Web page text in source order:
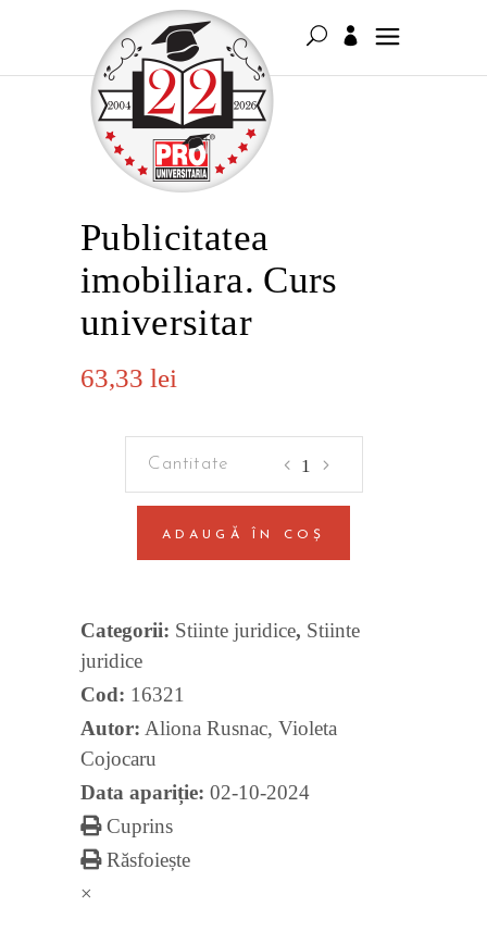
Publicitatea
imobiliara. Curs
universitar
63,33 lei
Curs
universitar
ADAUGĂ ÎN COȘ
Categorii: Stiinte juridice, Stiinte
juridice
Cod: 16321
Autor: Aliona Rusnac, Violeta
Cojocaru
Data apariție: 02-10-2024
Cuprins
Răsfoiește
×